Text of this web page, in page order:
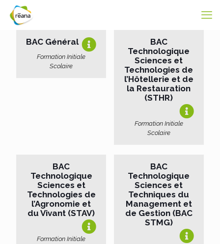
BAC Général
Formation Initiale
Scolaire
BAC
Technologique
Sciences et
Technologies de
l’Hôtellerie et de
la Restauration
(STHR)
Formation Initiale
Scolaire
BAC
Technologique
Sciences et
Technologies de
l’Agronomie et
du Vivant (STAV)
Formation Initiale
BAC
Technologique
Sciences et
Techniques du
Management et
de Gestion (BAC
STMG)